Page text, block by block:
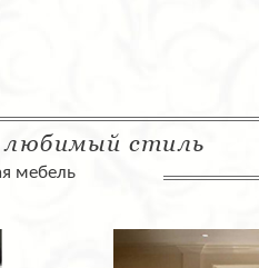
стиль
мебель